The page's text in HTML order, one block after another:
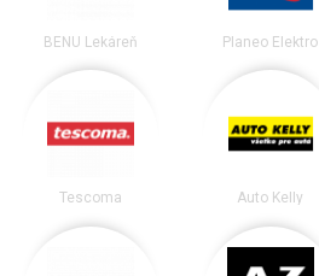
BENU Lekáreň Planeo Elektro
Tescoma Auto Kelly